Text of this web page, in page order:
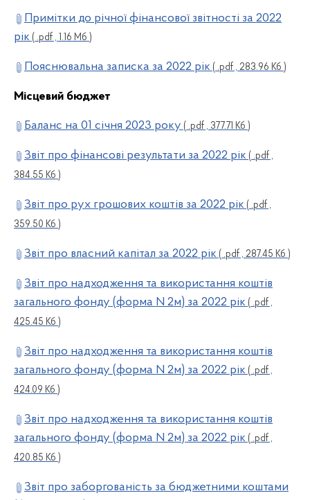
Примітки до річної фінансової звітності за 2022
рік ( .pdf , 1.16 Мб )
Пояснювальна записка за 2022 рік ( .pdf , 283.96 Кб )
Місцевий бюджет
Баланс на 01 січня 2023 року ( .pdf , 377.71 Кб )
Звіт про фінансові результати за 2022 рік ( .pdf ,
384.55 Кб )
Звіт про рух грошових коштів за 2022 рік ( .pdf ,
359.50 Кб )
Звіт про власний капітал за 2022 рік ( .pdf , 287.45 Кб )
Звіт про надходження та використання коштів
загального фонду (форма N 2м) за 2022 рік ( .pdf ,
425.45 Кб )
Звіт про надходження та використання коштів
загального фонду (форма N 2м) за 2022 рік ( .pdf ,
424.09 Кб )
Звіт про надходження та використання коштів
загального фонду (форма N 2м) за 2022 рік ( .pdf ,
420.85 Кб )
Звіт про заборгованість за бюджетними коштами